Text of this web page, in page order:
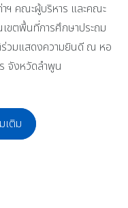
ฯ คณะผู้บริหาร และคณะ
เขตพื้นที่การศึกษาประถม
ร่วมแสดงความยินดี ณ หอ
จังหวัดลำพูน
เติม
หวัดลำพูน นำนักเรียนเข้าร่ว
ฯ เป็นผู้นำ สร้างสรรค์สังคม”